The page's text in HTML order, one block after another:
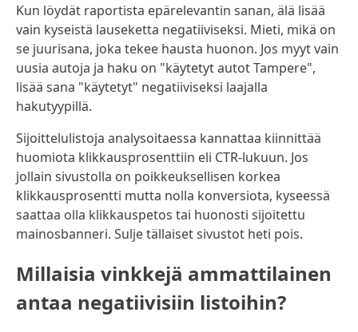
Kun löydät raportista epärelevantin sanan, älä lisää
vain kyseistä lauseketta negatiiviseksi. Mieti, mikä on
se juurisana, joka tekee hausta huonon. Jos myyt vain
uusia autoja ja haku on "käytetyt autot Tampere",
lisää sana "käytetyt" negatiiviseksi laajalla
hakutyypillä.
Sijoittelulistoja analysoitaessa kannattaa kiinnittää
huomiota klikkausprosenttiin eli CTR-lukuun. Jos
jollain sivustolla on poikkeuksellisen korkea
klikkausprosentti mutta nolla konversiota, kyseessä
saattaa olla klikkauspetos tai huonosti sijoitettu
mainosbanneri. Sulje tällaiset sivustot heti pois.
Millaisia vinkkejä ammattilainen
antaa negatiivisiin listoihin?